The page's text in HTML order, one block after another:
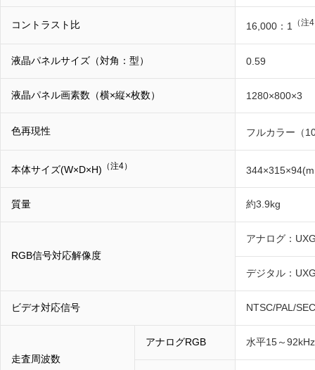
コントラスト比 16,000：1 （注
液晶パネルサイズ（対角：型） 0.59
液晶パネル画素数（横×縦×枚数） 1280×800×3
色再現性 フルカラー（
本体サイズ(W×D×H) （注4）
質量 約3.9kg
RGB信号対応解像度
アナログ：
デジタル：
ビデオ対応信号 NTSC/PAL/
走査周波数
アナログRGB 水平15～